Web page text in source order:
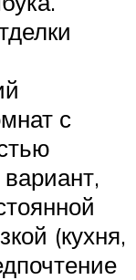
с
(кухня,